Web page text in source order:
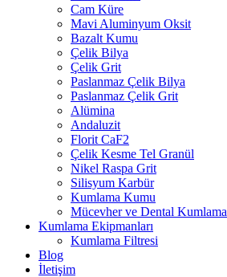
Cam Küre
Mavi Aluminyum Oksit
Bazalt Kumu
Çelik Bilya
Çelik Grit
Paslanmaz Çelik Bilya
Paslanmaz Çelik Grit
Alümina
Andaluzit
Florit CaF2
Çelik Kesme Tel Granül
Nikel Raspa Grit
Silisyum Karbür
Kumlama Kumu
Mücevher ve Dental
Kumlama Ekipmanları
Kumlama Filtresi
Blog
İletişim